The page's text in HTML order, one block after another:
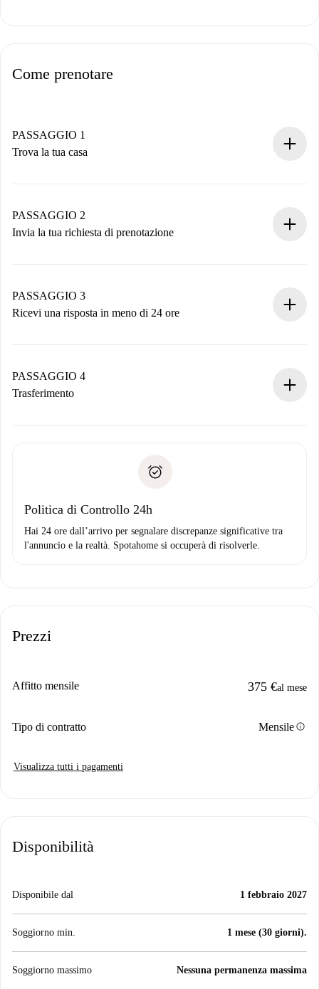
Come prenotare
PASSAGGIO 1
Trova la tua casa
Hai tutte le informazioni necessarie in anticipo.
PASSAGGIO 2
Invia la tua richiesta di prenotazione
non accetta.
PASSAGGIO 3
Ricevi una risposta in meno di 24 ore
contatto con il proprietario.
Se rifiutata: non ti addebiteremo nulla e ti proporremo
Domiciliazione del pagamento
PASSAGGIO 4
Trasferimento
solo se non segnali problemi.
Politica di Controllo 24h
Hai 24 ore dall’arrivo per segnalare discrepanze significative tra
l'annuncio e la realtà. Spotahome si occuperà di risolverle.
Prezzi
Affitto mensile 375 €al mese
Tipo di contratto Mensileinfo
Visualizza tutti i pagamenti
Disponibilità
Disponibile dal 1 febbraio 2027
Soggiorno min. 1 mese (30 giorni).
Soggiorno massimo Nessuna permanenza massima